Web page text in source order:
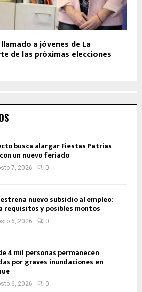
a jóvenes de La
de las próximas elecciones
busca alargar Fiestas Patrias
un nuevo feriado
7, 2026 0
nuevo subsidio al empleo:
requisitos y posibles montos
6, 2026 0
4 mil personas permanecen
por graves inundaciones en
6, 2026 0